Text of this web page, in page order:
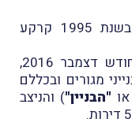
במסגרת עסקיה רכשה המערערת בשנת 1995 קרקע
כעבור שנים מרכישת המקרקעין, בחודש דצמבר 2016,
מגורים ובכללם
או "הבניין") והניצב